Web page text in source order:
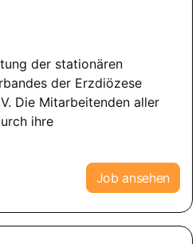
der stationären
der Erzdiözese
Die Mitarbeitenden aller
ihre
Job ansehen